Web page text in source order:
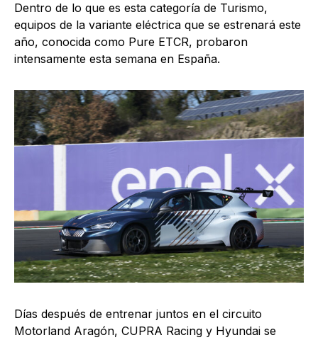
Dentro de lo que es esta categoría de Turismo,
equipos de la variante eléctrica que se estrenará este
año, conocida como Pure ETCR, probaron
intensamente esta semana en España.
Días después de entrenar juntos en el circuito
Motorland Aragón, CUPRA Racing y Hyundai se